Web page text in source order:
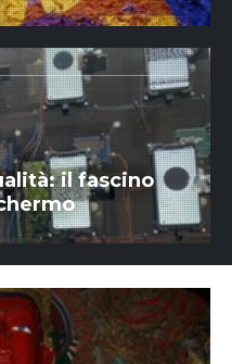
il fascino